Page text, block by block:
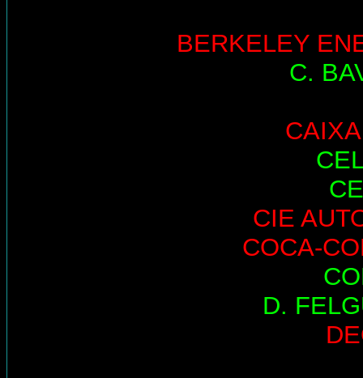
BERKELEY
C.
CIE
COCA-
D.